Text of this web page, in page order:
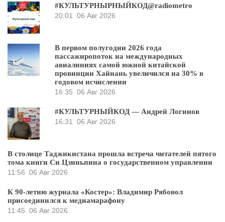
#КУЛЬТУРНЫРНЫЙКОД@radiometro
20:01
06 Авг 2026
В первом полугодии 2026 года
пассажиропоток на международных
авиалиниях самой южной китайской
провинции Хайнань увеличился на 30% в
годовом исчислении
16:35 06 Авг 2026
#КУЛЬТУРНЫЙКОД — Андрей Логинов
16:31
06 Авг 2026
В столице Таджикистана прошла встреча читателей пятого
тома книги Си Цзиньпина о государственном управлении
11:56 06 Авг 2026
К 90-летию журнала «Костер»: Владимир Рябовол
присоединился к медиамарафону
11:45 06 Авг 2026